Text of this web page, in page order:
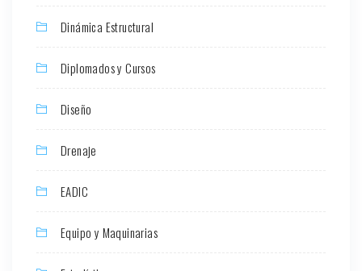
Dinámica Estructural
Diplomados y Cursos
Diseño
Drenaje
EADIC
Equipo y Maquinarias